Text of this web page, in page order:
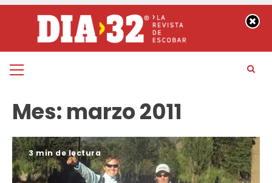
contenido
Menú
Mes: marzo 2011
3 min de lectura